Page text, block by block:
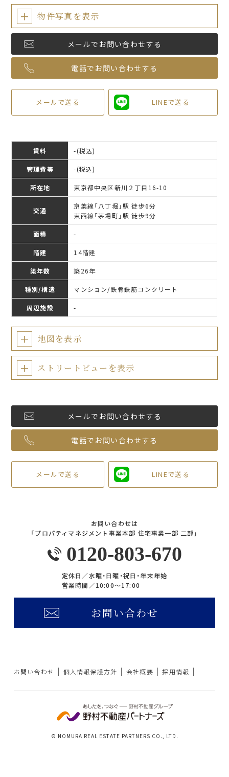
物件写真を表示
メールでお問い合わせする
電話でお問い合わせする
メールで送る LINEで送る
賃料 -(税込)
管理費等 -(税込)
所在地 東京都中央区新川２丁目16-10
交通
京葉線「八丁堀」駅 徒歩6分
東西線「茅場町」駅 徒歩9分
面積 -
階建 14階建
築年数 築26年
種別/構造 マンション/鉄骨鉄筋コンクリート
周辺施設 -
地図を表示
ストリートビューを表示
メールでお問い合わせする
電話でお問い合わせする
メールで送る LINEで送る
お問い合わせは
「プロパティマネジメント事業本部 住宅事業一部 二部」
0120-803-670
定休日／水曜・日曜・祝日・年末年始
営業時間／10:00〜17:00
お問い合わせ
お問い合わせ 個人情報保護方針 会社概要 採用情報
© NOMURA REAL ESTATE PARTNERS CO., LTD.